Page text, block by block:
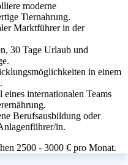
moderne
Tiernahrung.
Marktführer in der
30 Tage Urlaub und
in einem
eines internationalen Teams
Berufsausbildung oder
in.
2500 - 3000 € pro Monat.